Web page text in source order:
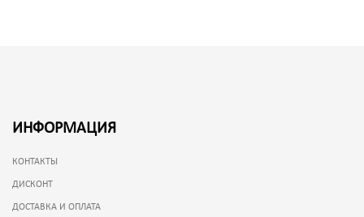
ИНФОРМАЦИЯ
КОНТАКТЫ
ДИСКОНТ
ДОСТАВКА И ОПЛАТА